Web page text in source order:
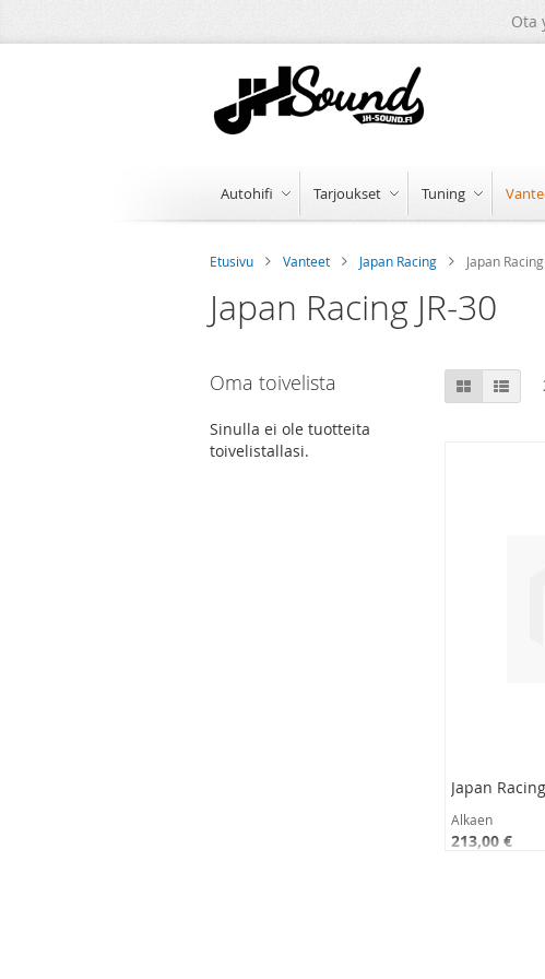
to
Ota
Autohifi Tarjoukset Tuning
Etusivu Vanteet Japan Racing Japan
Japan Racing JR-30
View
as
Ruudukko
Japan
Alkaen
213,00 €
Oma toivelista
Sinulla ei ole tuotteita
toivelistallasi.